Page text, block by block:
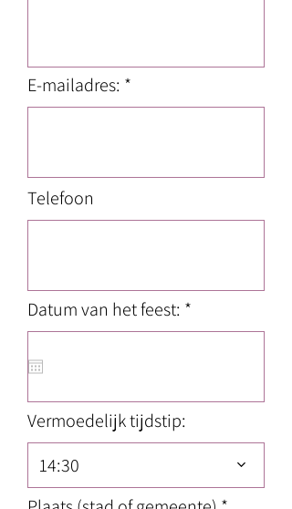
E-mailadres: *
Telefoon
Datum van het feest: *
e
r
Vermoedelijk tijdstip:
14:30